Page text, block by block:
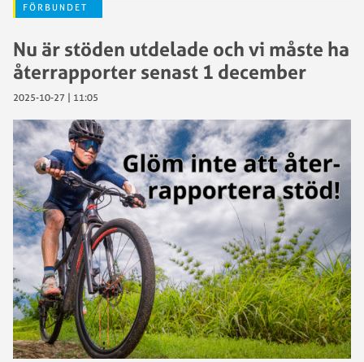
FÖRBUNDET
Nu är stöden utdelade och vi måste ha
återrapporter senast 1 december
2025-10-27 | 11:05